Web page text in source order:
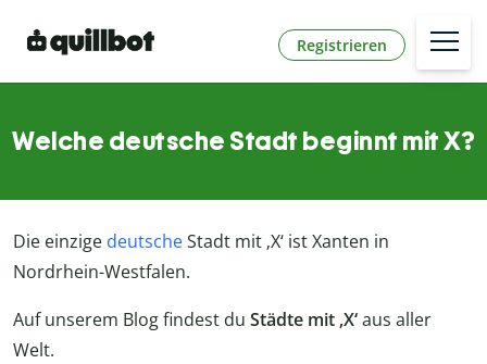
Registrieren
Welche deutsche Stadt beginnt mit X?
Die einzige deutscheStadt mit ‚X‘ ist Xanten in
Nordrhein-Westfalen.
Auf unserem Blog findest du Städte mit ‚X‘aus aller
Welt.